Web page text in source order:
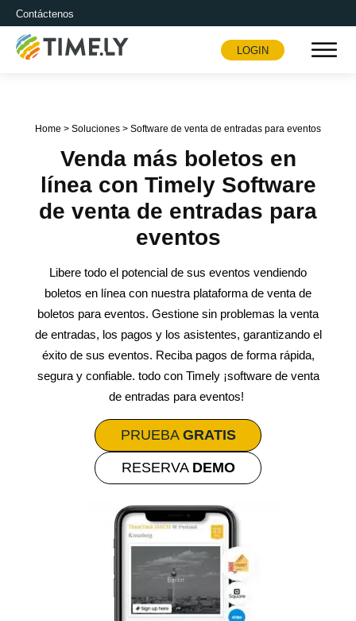
Contáctenos
Timely
LOGIN
Home > Soluciones > Software de venta de entradas para eventos
Venda más boletos en
línea con Timely Software
de venta de entradas para
eventos
Libere todo el potencial de sus eventos vendiendo
boletos en línea con nuestra plataforma de venta de
boletos para eventos. Gestione sin problemas la venta
de entradas, los pagos y los asistentes, garantizando el
éxito de sus eventos. Reciba pagos de forma rápida,
segura y confiable. todo con Timely ¡software de venta
de entradas para eventos!
PRUEBA GRATIS
RESERVA DEMO